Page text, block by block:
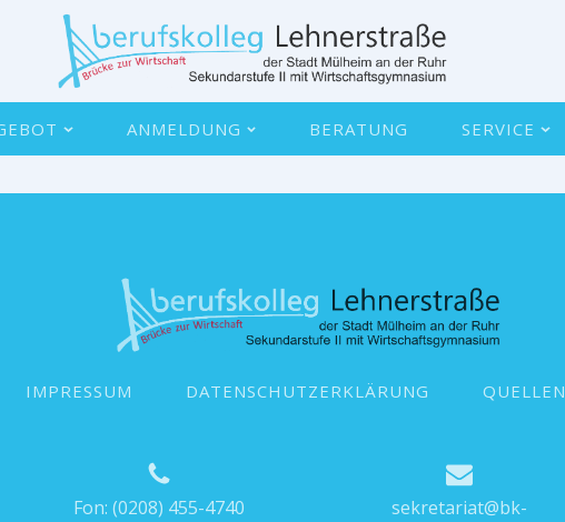
ANMELDUNG BERATUNG SERVICE
IMPRESSUM DATENSCHUTZERKLÄRUNG QUELLEN
Fon: (0208) 455-4740
sekretariat@bk-